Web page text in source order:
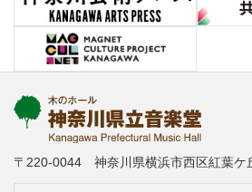
〒220-0044 神奈川県横浜市西区紅葉ケ